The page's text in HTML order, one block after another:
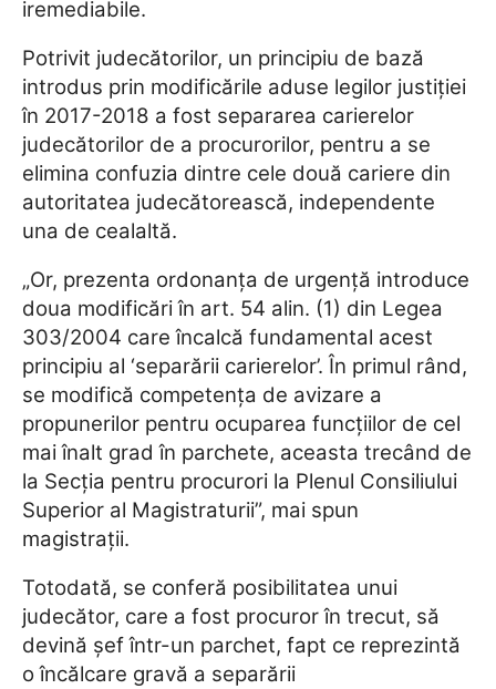
iremediabile.
Potrivit judecătorilor, un principiu de bază
introdus prin modificările aduse legilor justiţiei
în 2017-2018 a fost separarea carierelor
judecătorilor de a procurorilor, pentru a se
elimina confuzia dintre cele două cariere din
autoritatea judecătorească, independente
una de cealaltă.
„Or, prezenta ordonanţa de urgenţă introduce
doua modificări în art. 54 alin. (1) din Legea
303/2004 care încalcă fundamental acest
principiu al ‘separării carierelor’. În primul rând,
se modifică competenţa de avizare a
propunerilor pentru ocuparea funcţiilor de cel
mai înalt grad în parchete, aceasta trecând de
la Secţia pentru procurori la Plenul Consiliului
Superior al Magistraturii”, mai spun
magistrații.
Totodată, se conferă posibilitatea unui
judecător, care a fost procuror în trecut, să
devină şef într-un parchet, fapt ce reprezintă
o încălcare gravă a separării